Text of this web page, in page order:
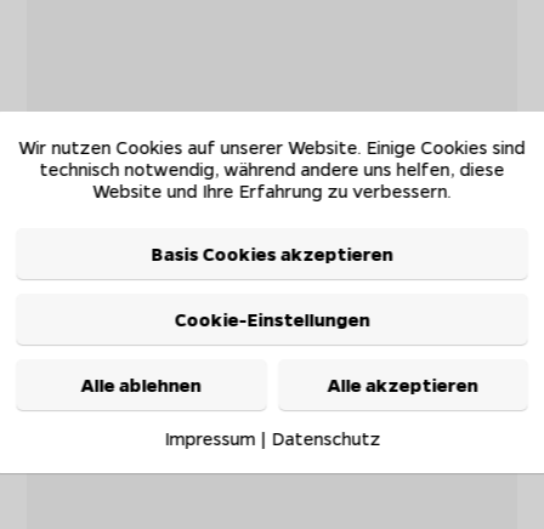
Wir nutzen Cookies auf unserer Website. Einige Cookies sind
technisch notwendig, während andere uns helfen, diese
Website und Ihre Erfahrung zu verbessern.
Basis Cookies akzeptieren
Cookie-Einstellungen
Alle ablehnen Alle akzeptieren
Impressum| Datenschutz